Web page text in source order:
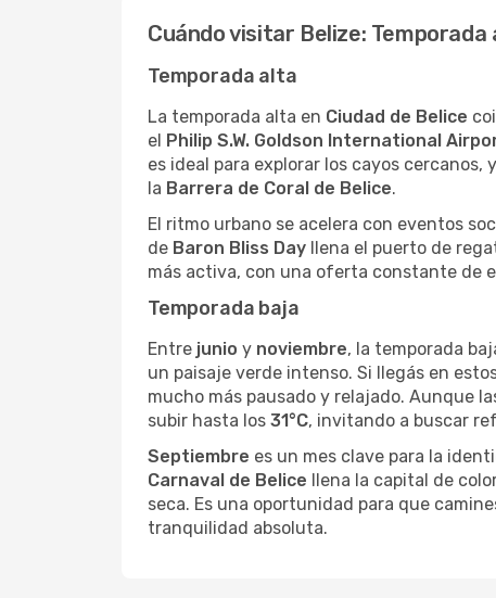
Cuándo visitar Belize: Temporada
Temporada alta
La temporada alta en Ciudad de Belice
el Philip S.W. Goldson International
es ideal para explorar los cayos
la Barrera de Coral de Belice.
El ritmo urbano se acelera con eventos
de Baron Bliss Day llena el puerto de
más activa, con una oferta constante de
Temporada baja
Entre junio y noviembre, la temporada
un paisaje verde intenso. Si llegás en
mucho más pausado y relajado. Aunque
subir hasta los 31°C, invitando a buscar
Septiembre es un mes clave para la
Carnaval de Belice llena la capital de
seca. Es una oportunidad para que
tranquilidad absoluta.